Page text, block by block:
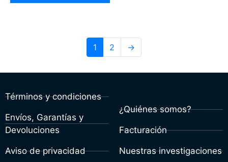
1 2 →
Términos y condiciones
Envíos, Garantías y
Devoluciones
Aviso de privacidad
¿Quiénes somos?
Facturación
Nuestras investigaciones